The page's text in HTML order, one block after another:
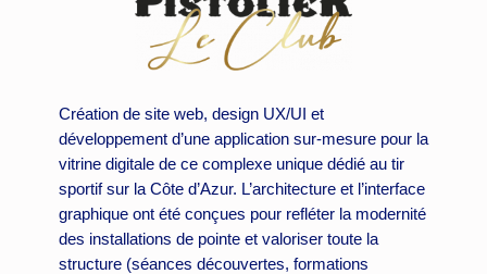
Création de site web, design UX/UI et
développement d’une application sur-mesure pour la
vitrine digitale de ce complexe unique dédié au tir
sportif sur la Côte d’Azur. L’architecture et l’interface
graphique ont été conçues pour refléter la modernité
des installations de pointe et valoriser toute la
structure (séances découvertes, formations